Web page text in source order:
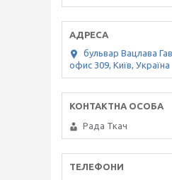
бульвар Вацлава
офис 309, Київ, Україна
Рада Ткач